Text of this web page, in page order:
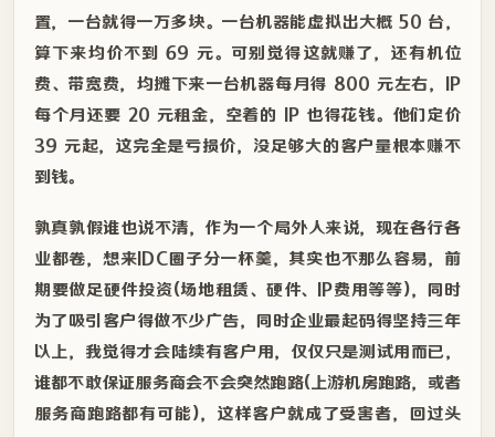
置，一台就得一万多块。一台机器能虚拟出大概 50 台，
算下来均价不到 69 元。可别觉得这就赚了，还有机位
费、带宽费，均摊下来一台机器每月得 800 元左右，IP
每个月还要 20 元租金，空着的 IP 也得花钱。他们定价
39 元起，这完全是亏损价，没足够大的客户量根本赚不
到钱。
孰真孰假谁也说不清，作为一个局外人来说，现在各行各
业都卷，想来IDC圈子分一杯羹，其实也不那么容易，前
期要做足硬件投资(场地租赁、硬件、IP费用等等)，同时
为了吸引客户得做不少广告，同时企业最起码得坚持三年
以上，我觉得才会陆续有客户用，仅仅只是测试用而已，
谁都不敢保证服务商会不会突然跑路(上游机房跑路，或者
服务商跑路都有可能)，这样客户就成了受害者，回过头